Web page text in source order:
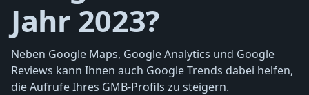
Jahr 2023?
Neben Google Maps, Google Analytics und Google
Reviews kann Ihnen auch Google Trends dabei helfen,
die Aufrufe Ihres GMB-Profils zu steigern.